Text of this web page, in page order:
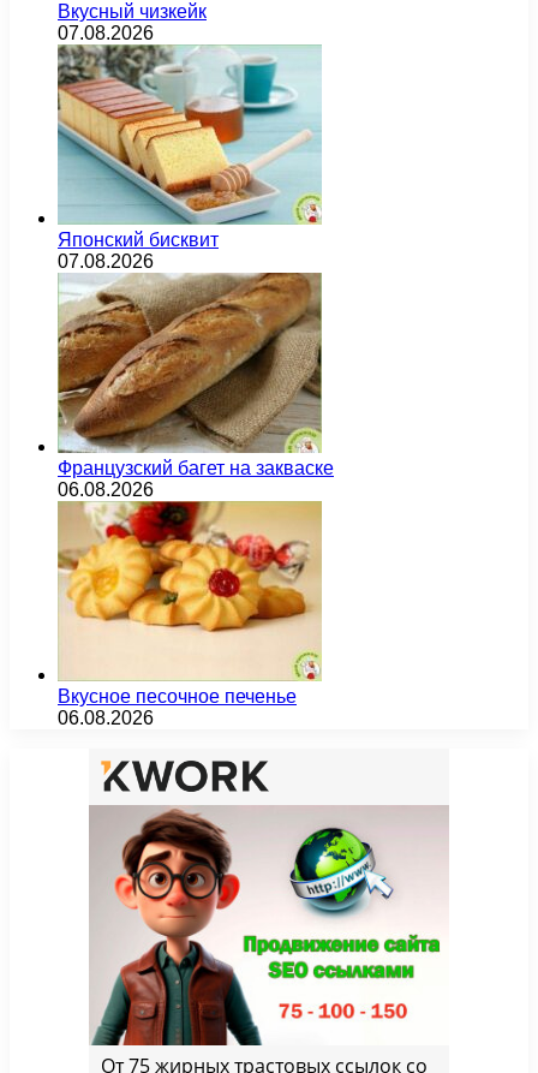
Вкусный чизкейк
07.08.2026
Японский бисквит
07.08.2026
Французский багет на закваске
06.08.2026
Вкусное песочное печенье
06.08.2026